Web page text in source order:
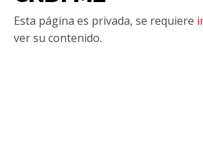
Esta página es privada, se requiere
ver su contenido.